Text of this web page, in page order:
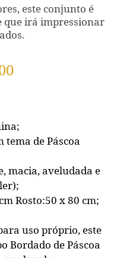
este conjunto é
que irá impressionar
de Páscoa
macia, aveludada e
Rosto:50 x 80 cm;
uso próprio, este
Bordado de Páscoa